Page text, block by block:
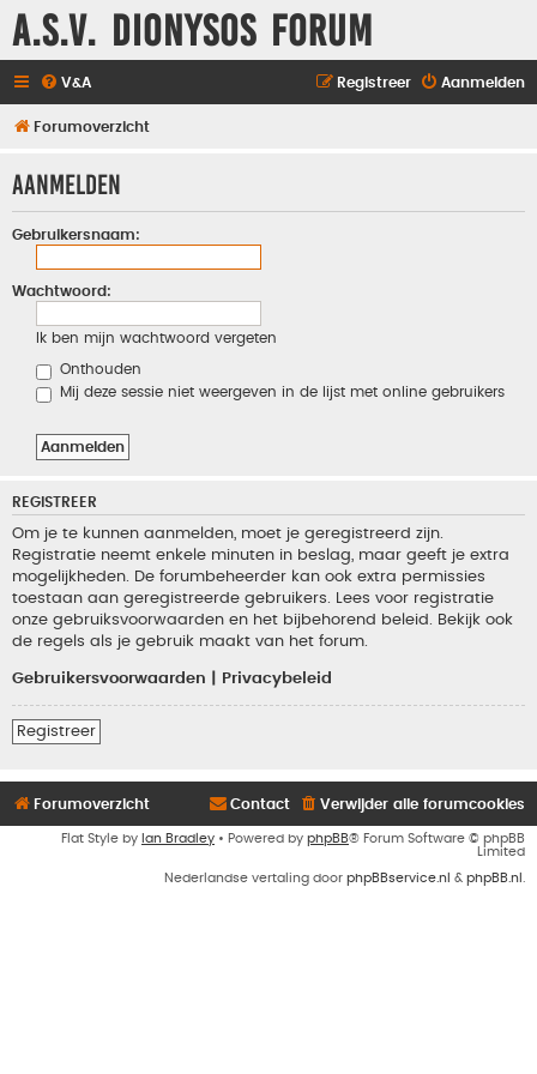
A.S.V. Dionysos Forum
V&A Aanmelden
Registreer
Forumoverzicht
Aanmelden
Gebruikersnaam:
Wachtwoord:
Ik ben mijn wachtwoord vergeten
Onthouden
Mij deze sessie niet weergeven in de lijst met online gebruikers
REGISTREER
Om je te kunnen aanmelden, moet je geregistreerd zijn.
Registratie neemt enkele minuten in beslag, maar geeft je extra
mogelijkheden. De forumbeheerder kan ook extra permissies
toestaan aan geregistreerde gebruikers. Lees voor registratie
onze gebruiksvoorwaarden en het bijbehorend beleid. Bekijk ook
de regels als je gebruik maakt van het forum.
Gebruikersvoorwaarden Privacybeleid
Registreer
Forumoverzicht Verwijder alle forumcookies
Contact
Flat Style by Ian Bradley • Powered by phpBB® Forum Software © phpBB
Limited
Nederlandse vertaling door phpBBservice.nl & phpBB.nl .